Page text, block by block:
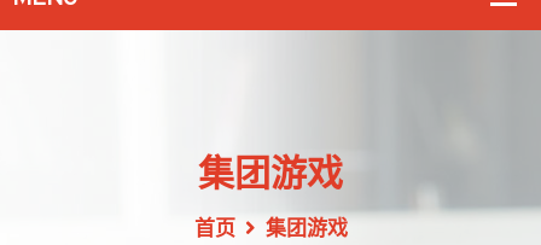
集团游戏
首页 集团游戏